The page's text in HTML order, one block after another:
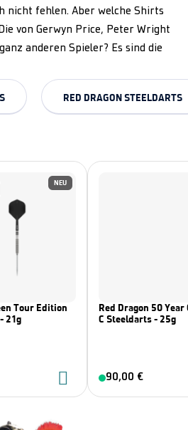
nicht fehlen. Aber welche Shirts
von Gerwyn Price, Peter Wright
anderen Spieler? Es sind die
RED DRAGON STEELDARTS
NEU
Tour Edition
21g
Red Dragon 50
C Steeldarts - 25g
90,00 €